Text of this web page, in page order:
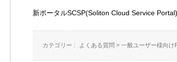
新ポータルSCSP(Soliton Cloud Service
カテゴリー : よくある質問 > 一般ユーザー様向け